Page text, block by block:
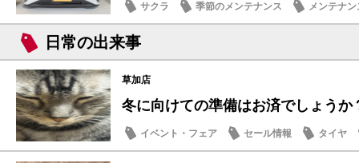
サクラ 季節のメンテナンス メンテナ
日常の出来事
草加店
冬に向けての準備はお済でしょうか
イベント・フェア セール情報 タイヤ